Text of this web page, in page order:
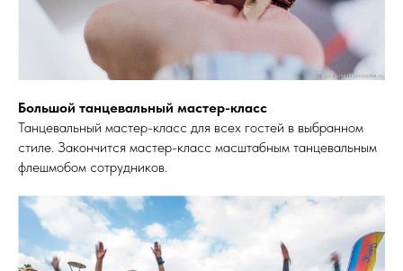
Большой танцевальный мастер-класс
Танцевальный мастер-класс для всех гостей в выбранном
стиле. Закончится мастер-класс масштабным танцевальным
флешмобом сотрудников.